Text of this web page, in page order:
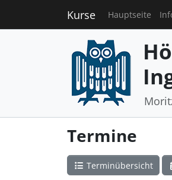
Kurse Hauptseite
Termine
Terminübersicht